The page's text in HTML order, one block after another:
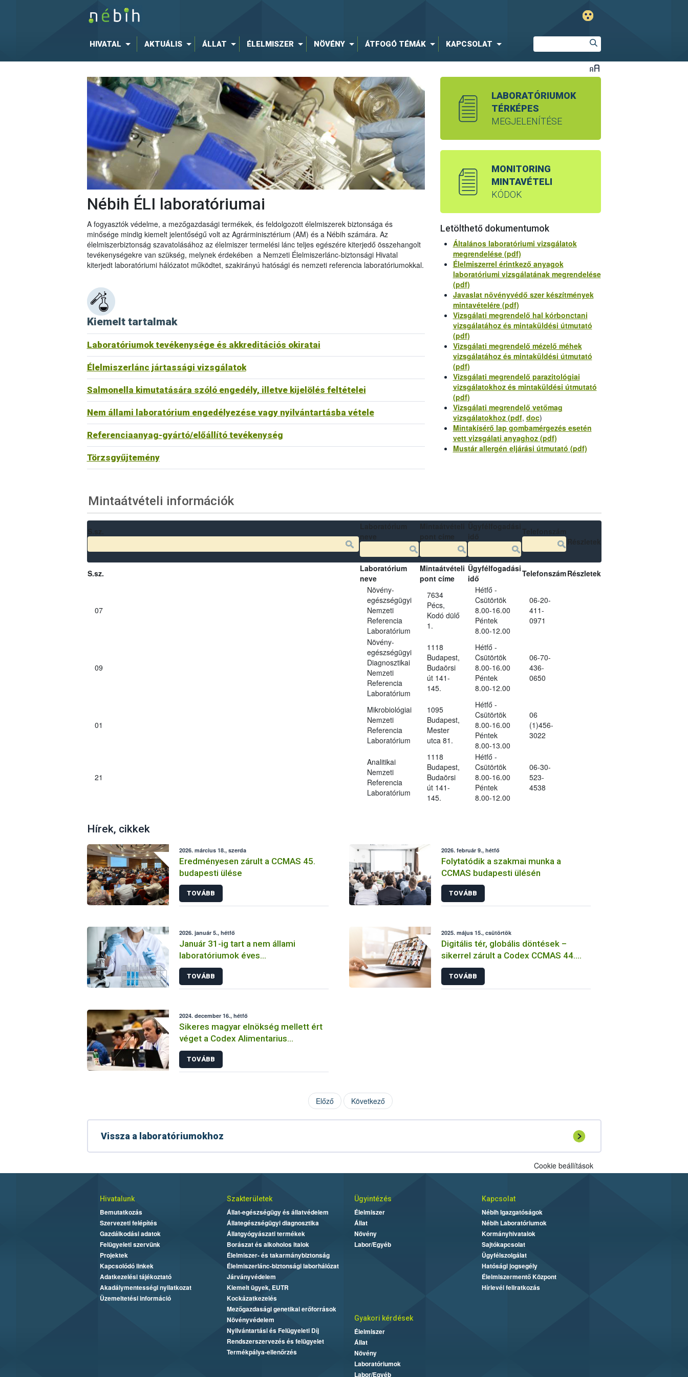
HIVATAL AKTUÁLIS ÁLLAT ÉLELMISZER NÖVÉNY ÁTFOGÓ TÉMÁK KAPCSOLAT
Nébih ÉLI laboratóriumai
A fogyasztók védelme, a mezőgazdasági termékek, és feldolgozott élelmiszerek biztonsága és
minősége mindig kiemelt jelentőségű volt az Agrárminisztérium (AM) és a Nébih számára. Az
élelmiszerbiztonság szavatolásához az élelmiszer termelési lánc teljes egészére kiterjedő összehangolt
tevékenységekre van szükség, melynek érdekében a Nemzeti Élelmiszerlánc-biztonsági Hivatal
kiterjedt laboratóriumi hálózatot működtet, szakirányú hatósági és nemzeti referencia laboratóriumokkal.
Kiemelt tartalmak
Laboratóriumok tevékenysége és akkreditációs okiratai
Élelmiszerlánc jártassági vizsgálatok
Salmonella kimutatására szóló engedély, illetve kijelölés feltételei
Nem állami laboratórium engedélyezése vagy nyilvántartásba vétele
Referenciaanyag-gyártó/előállító tevékenység
Törzsgyűjtemény
LABORATÓRIUMOK
TÉRKÉPES
MEGJELENÍTÉSE
MONITORING
MINTAVÉTELI
KÓDOK
Letölthető dokumentumok
Általános laboratóriumi vizsgálatok
megrendelése (pdf)
Élelmiszerrel érintkező anyagok
laboratóriumi vizsgálatának megrendelése
(pdf)
Javaslat növényvédő szer készítmények
mintavételére (pdf)
Vizsgálati megrendelő hal kórbonctani
vizsgálatához és mintaküldési útmutató
(pdf)
Vizsgálati megrendelő mézelő méhek
vizsgálatához és mintaküldési útmutató
(pdf)
Vizsgálati megrendelő parazitológiai
vizsgálatokhoz és mintaküldési útmutató
(pdf)
Vizsgálati megrendelő vetőmag
vizsgálatokhoz (pdf, doc)
Mintakísérő lap gombamérgezés esetén
vett vizsgálati anyaghoz (pdf)
Mustár allergén eljárási útmutató (pdf)
Mintaátvételi információk
S.sz.
Laboratórium
neve
Mintaátvételi
pont címe
Ügyfélfogadási
idő
TelefonszámRészletek
07
Növény-
egészségügyi
Nemzeti
Referencia
Laboratórium
7634
Pécs,
Kodó dülő
1.
Hétfő -
Csütörtök
8.00-16.00
Péntek
8.00-12.00
06-20-
411-
0971
09
Növény-
egészségügyi
Diagnosztikai
Nemzeti
Referencia
Laboratórium
1118
Budapest,
Budaörsi
út 141-
145.
Hétfő -
Csütörtök
8.00-16.00
Péntek
8.00-12.00
06-70-
436-
0650
01
Mikrobiológiai
Nemzeti
Referencia
Laboratórium
1095
Budapest,
Mester
utca 81.
Hétfő -
Csütörtök
8.00-16.00
Péntek
8.00-13.00
06
(1)456-
3022
21
Analitikai
Nemzeti
Referencia
Laboratórium
1118
Budapest,
Budaörsi
út 141-
145.
Hétfő -
Csütörtök
8.00-16.00
Péntek
8.00-12.00
06-30-
523-
4538
Hírek, cikkek
2026. március 18., szerda
Eredményesen zárult a CCMAS 45.
budapesti ülése
TOVÁBB
2026. február 9., hétfő
Folytatódik a szakmai munka a
CCMAS budapesti ülésén
TOVÁBB
2026. január 5., hétfő
Január 31-ig tart a nem állami
laboratóriumok éves
tevékenységének bevallási időszaka
TOVÁBB
2025. május 15., csütörtök
Digitális tér, globális döntések –
sikerrel zárult a Codex CCMAS 44.
ülése
TOVÁBB
2024. december 16., hétfő
Sikeres magyar elnökség mellett ért
véget a Codex Alimentarius
Főbizottság ülése
TOVÁBB
Előző Következő
Vissza a laboratóriumokhoz
Cookie beállítások
Hivatalunk
Bemutatkozás
Szervezeti felépítés
Gazdálkodási adatok
Felügyeleti szervünk
Projektek
Kapcsolódó linkek
Adatkezelési tájékoztató
Akadálymentességi nyilatkozat
Üzemeltetési információ
Szakterületek
Állat-egészségügy és állatvédelem
Állategészségügyi diagnosztika
Állatgyógyászati termékek
Borászat és alkoholos italok
Élelmiszer- és takarmánybiztonság
Élelmiszerlánc-biztonsági laborhálózat
Járványvédelem
Kiemelt ügyek, EUTR
Kockázatkezelés
Mezőgazdasági genetikai erőforrások
Növényvédelem
Nyilvántartási és Felügyeleti Díj
Rendszerszervezés és felügyelet
Termékpálya-ellenőrzés
Ügyintézés
Élelmiszer
Állat
Növény
Labor/Egyéb
Kapcsolat
Nébih Igazgatóságok
Nébih Laboratóriumok
Kormányhivatalok
Sajtókapcsolat
Ügyfélszolgálat
Hatósági jogsegély
Élelmiszermentő Központ
Hírlevél feliratkozás
Gyakori kérdések
Élelmiszer
Állat
Növény
Laboratóriumok
Labor/Egyéb